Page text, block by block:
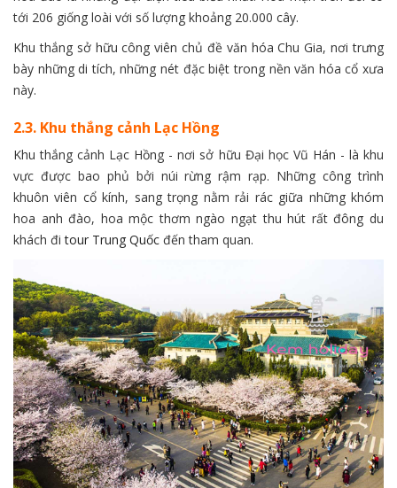
tới 206 giống loài với số lượng khoảng 20.000 cây.
Khu thắng sở hữu công viên chủ đề văn hóa Chu Gia, nơi trưng
bày những di tích, những nét đặc biệt trong nền văn hóa cổ xưa
này.
2.3. Khu thắng cảnh Lạc Hồng
Khu thắng cảnh Lạc Hồng - nơi sở hữu Đại học Vũ Hán - là khu
vực được bao phủ bởi núi rừng rậm rạp. Những công trình
khuôn viên cổ kính, sang trọng nằm rải rác giữa những khóm
hoa anh đào, hoa mộc thơm ngào ngạt thu hút rất đông du
khách đitour Trung Quốc đến tham quan.